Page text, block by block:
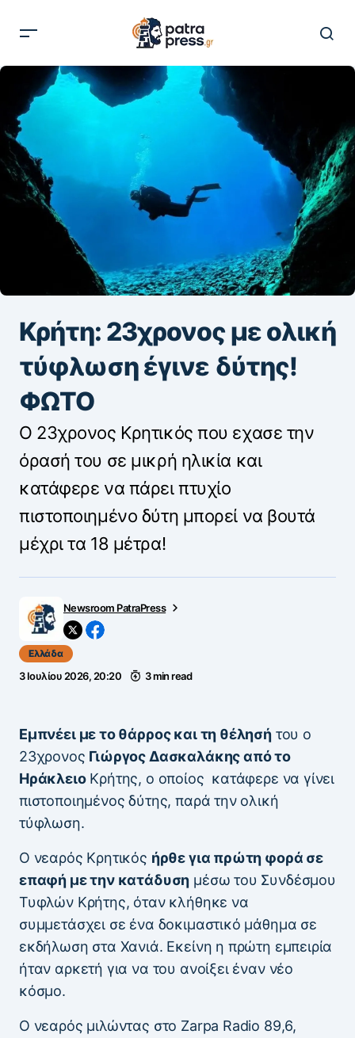
Κρήτη: 23χρονος με ολική
τύφλωση έγινε δύτης!
ΦΩΤΟ
Ο 23χρονος Κρητικός που εχασε την
όρασή του σε μικρή ηλικία και
κατάφερε να πάρει πτυχίο
πιστοποιημένο δύτη μπορεί να βουτά
μέχρι τα 18 μέτρα!
Newsroom PatraPress
Ελλάδα
3 Ιουλίου 2026, 20:20 3 min read
Εμπνέει με το θάρρος και τη θέλησήτου ο
23χρονος Γιώργος Δασκαλάκης από το
ΗράκλειοΚρήτης, ο οποίος κατάφερε να γίνει
πιστοποιημένος δύτης, παρά την ολική
τύφλωση.
Ο νεαρός Κρητικός ήρθε για πρώτη φορά σε
επαφή με την κατάδυση μέσω του Συνδέσμου
Τυφλών Κρήτης, όταν κλήθηκε να
συμμετάσχει σε ένα δοκιμαστικό μάθημα σε
εκδήλωση στα Χανιά. Εκείνη η πρώτη εμπειρία
ήταν αρκετή για να του ανοίξει έναν νέο
κόσμο.
Ο νεαρός μιλώντας στο Zarpa Radio 89,6,